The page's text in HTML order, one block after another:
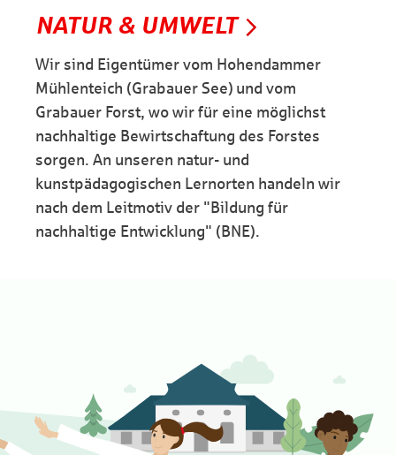
NATUR & UMWELT
Wir sind Eigentümer vom Hohendammer
Mühlenteich (Grabauer See) und vom
Grabauer Forst, wo wir für eine möglichst
nachhaltige Bewirtschaftung des Forstes
sorgen. An unseren natur- und
kunstpädagogischen Lernorten handeln wir
nach dem Leitmotiv der "Bildung für
nachhaltige Entwicklung" (BNE).